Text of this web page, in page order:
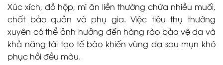
Xúc xích, đồ hộp, mì ăn liền thường chứa nhiều muối,
chất bảo quản và phụ gia. Việc tiêu thụ thường
xuyên có thể ảnh hưởng đến hàng rào bảo vệ da và
khả năng tái tạo tế bào khiến vùng da sau mụn khó
phục hồi đều màu.